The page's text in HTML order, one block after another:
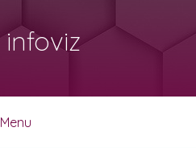
infoviz
Menu